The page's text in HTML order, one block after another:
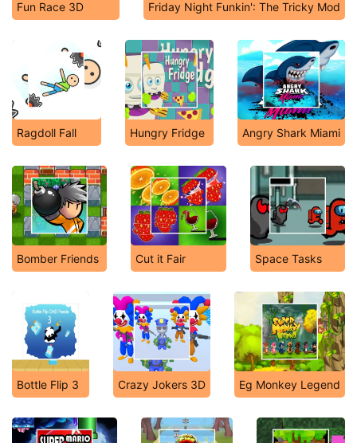
Fun Race 3D Friday Night Funkin': The Tricky Mod
Ragdoll Fall Hungry Fridge Angry Shark Miami
Bomber Friends Cut it Fair Space Tasks
Bottle Flip 3 Crazy Jokers 3D Eg Monkey Legend